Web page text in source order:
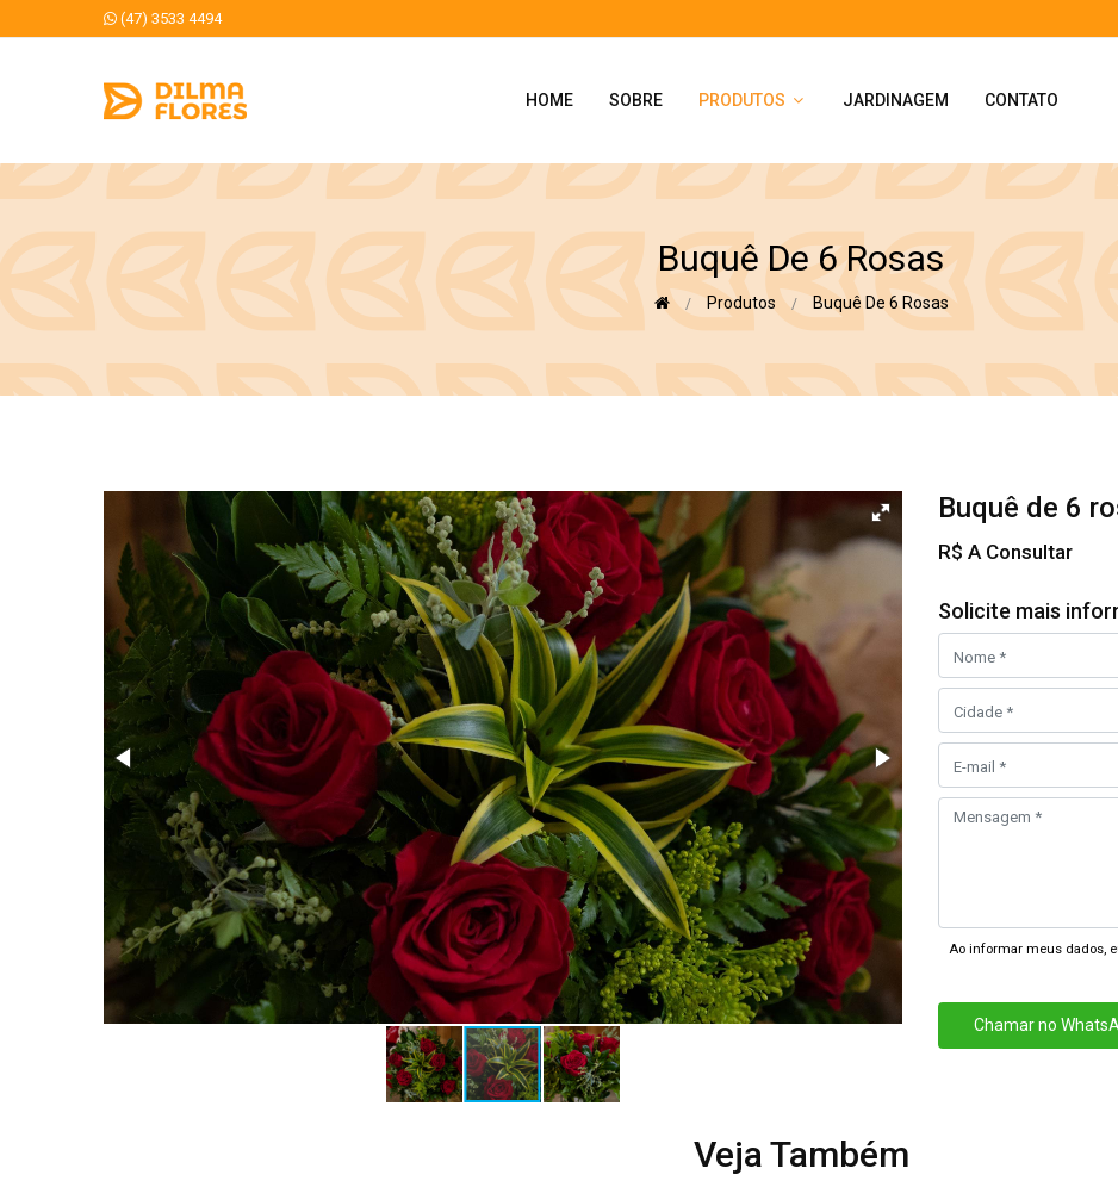
(47) 3533 4494
HOME SOBRE PRODUTOS JARDINAGEM CONTATO
Buquê De 6 Rosas
Produtos Buquê De 6 Rosas
Buquê de 6
R$ A Consultar
Solicite mais
Ao informar meus dados,
Chamar no
Veja Também